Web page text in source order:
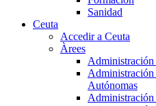
Sanidad
Ceuta
Accedir a Ceuta
Àrees
Administración
Administración
Autónomas
Administración